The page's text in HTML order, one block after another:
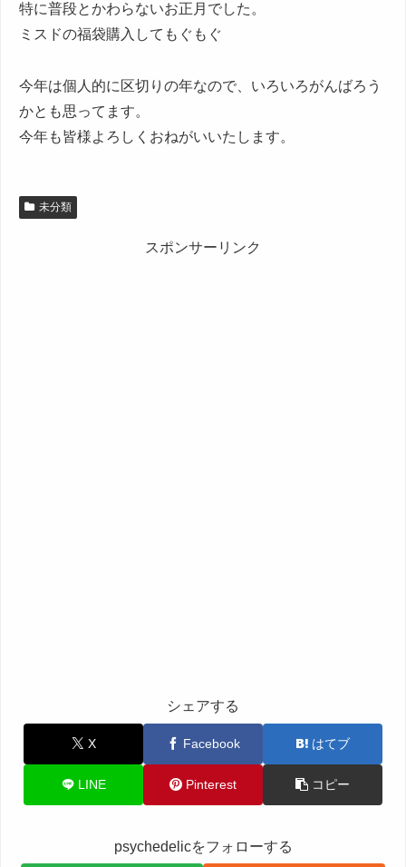
特に普段とかわらないお正月でした。
ミスドの福袋購入してもぐもぐ
今年は個人的に区切りの年なので、いろいろがんばろう
かとも思ってます。
今年も皆様よろしくおねがいいたします。
未分類
スポンサーリンク
シェアする
X Facebook はてブ
LINE Pinterest コピー
psychedelicをフォローする